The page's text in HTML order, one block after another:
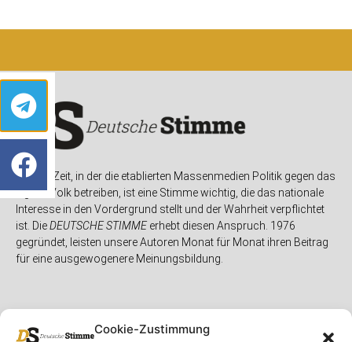
Cookie-Zustimmung
In einer Zeit, in der die etablierten Massenmedien Politik gegen das
eigene Volk betreiben, ist eine Stimme wichtig, die das nationale
Interesse in den Vordergrund stellt und der Wahrheit verpflichtet
ist. DieDEUTSCHE STIMMEerhebt diesen Anspruch. 1976
gegründet, leisten unsere Autoren Monat für Monat ihren Beitrag
für eine ausgewogenere Meinungsbildung.